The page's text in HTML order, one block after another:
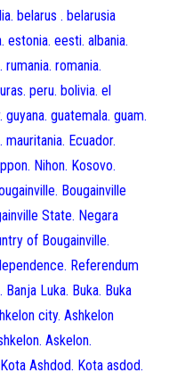
belarus . belarusia
estonia. eesti. albania.
romania.
peru. bolivia. el
guatemala. guam.
Ecuador.
Nihon. Kosovo.
Bougainville
State. Negara
of Bougainville.
Referendum
Luka. Buka. Buka
city. Ashkelon
Askelon.
Ashdod. Kota asdod.